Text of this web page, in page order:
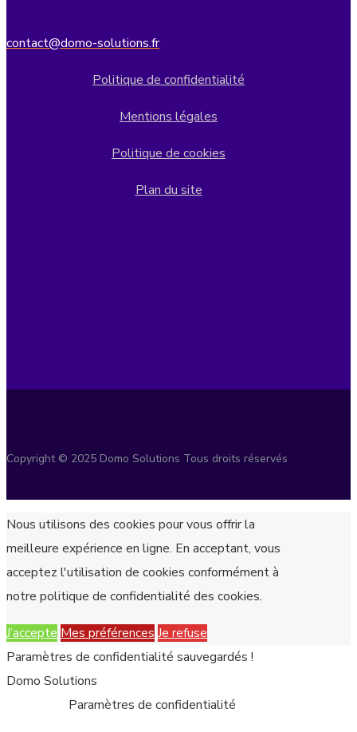
contact@domo-solutions.fr
Politique de confidentialité
Mentions légales
Politique de cookies
Plan du site
Copyright © 2025 Domo Solutions Tous droits réservés
Nous utilisons des cookies pour vous offrir la
meilleure expérience en ligne. En acceptant, vous
acceptez l'utilisation de cookies conformément à
notre politique de confidentialité des cookies.
J’accepte Mes préférences Je refuse
Paramètres de confidentialité sauvegardés !
Domo Solutions
Paramètres de confidentialité